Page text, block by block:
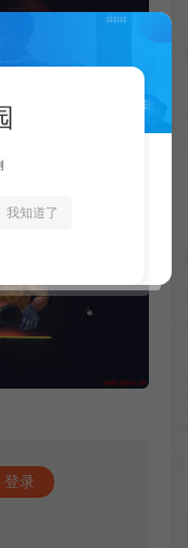
登录
我知道了